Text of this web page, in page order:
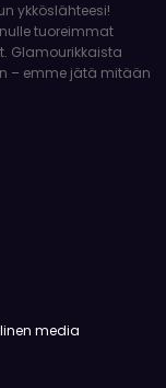
ykköslähteesi!
tuoreimmat
Glamourikkaista
– emme jätä mitään
media